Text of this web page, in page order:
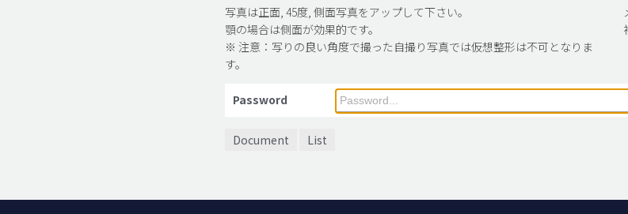
写真は正面, 45度, 側面写真をアップして下さい。
顎の場合は側面が効果的です。
※ 注意：写りの良い角度で撮った自撮り写真では仮想整形は不可となりま
す。
Password
Document List